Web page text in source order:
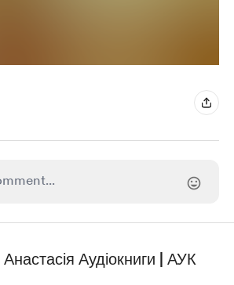
Аудіокниги | АУК